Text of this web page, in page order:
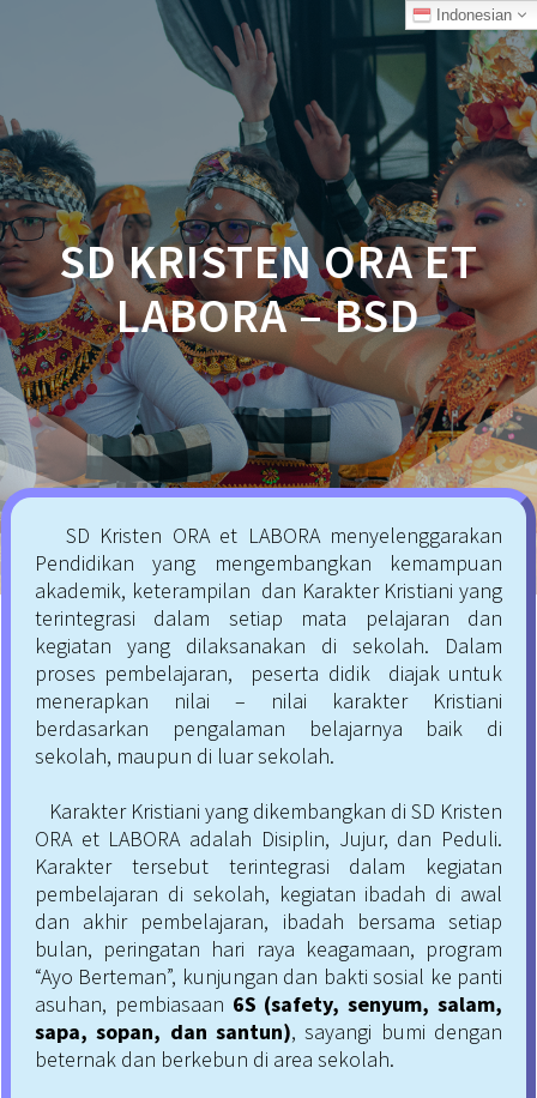
Skip
to
content
SD KRISTEN ORA ET
LABORA – BSD
SD Kristen ORA et LABORA menyelenggarakan
Pendidikan yang mengembangkan kemampuan
akademik, keterampilan dan Karakter Kristiani yang
terintegrasi dalam setiap mata pelajaran dan
kegiatan yang dilaksanakan di sekolah. Dalam
proses pembelajaran, peserta didik diajak untuk
menerapkan nilai – nilai karakter Kristiani
berdasarkan pengalaman belajarnya baik di
sekolah, maupun di luar sekolah.
Karakter Kristiani yang dikembangkan di SD Kristen
ORA et LABORA adalah Disiplin, Jujur, dan Peduli.
Karakter tersebut terintegrasi dalam kegiatan
pembelajaran di sekolah, kegiatan ibadah di awal
dan akhir pembelajaran, ibadah bersama setiap
bulan, peringatan hari raya keagamaan, program
“Ayo Berteman”, kunjungan dan bakti sosial ke panti
asuhan, pembiasaan 6S (safety, senyum, salam,
sapa, sopan, dan santun), sayangi bumi dengan
beternak dan berkebun di area sekolah.
Indonesian